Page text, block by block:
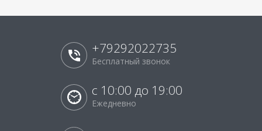
+79292022735
Бесплатный звонок
с 10:00 до 19:00
Ежедневно